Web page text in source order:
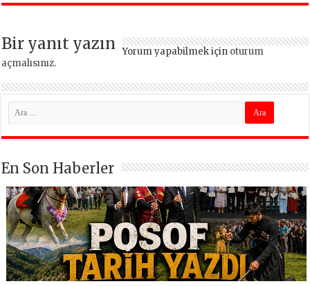
Bir yanıt yazın Yorum yapabilmek için oturum
açmalısınız.
En Son Haberler